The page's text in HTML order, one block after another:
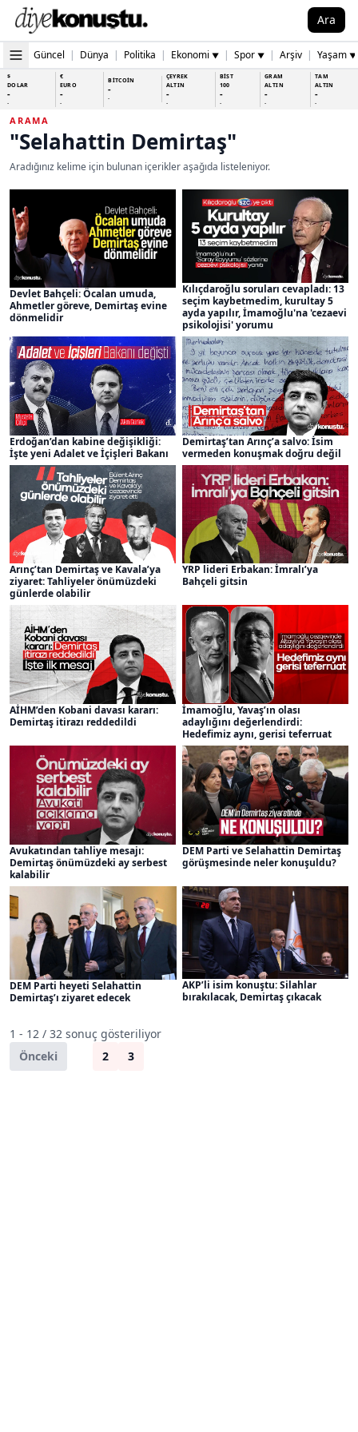
Ara
Güncel | Dünya | Politika | Ekonomi ▼ | Spor ▼ | Arşiv | Yaşam ▼
$
DOLAR
-
-
€
EURO
-
-
BİTCOİN
-
-
ÇEYREK
ALTIN
-
-
BİST
100
-
-
GRAM
ALTIN
-
-
TAM
ALTIN
-
-
ARAMA
"Selahattin Demirtaş"
Aradığınız kelime için bulunan içerikler aşağıda listeleniyor.
Devlet Bahçeli: Öcalan umuda,
Ahmetler göreve, Demirtaş evine
dönmelidir
Kılıçdaroğlu soruları cevapladı: 13
seçim kaybetmedim, kurultay 5
ayda yapılır, İmamoğlu'na 'cezaevi
psikolojisi' yorumu
Erdoğan’dan kabine değişikliği:
İşte yeni Adalet ve İçişleri Bakanı
Demirtaş’tan Arınç’a salvo: İsim
vermeden konuşmak doğru değil
Arınç’tan Demirtaş ve Kavala’ya
ziyaret: Tahliyeler önümüzdeki
günlerde olabilir
YRP lideri Erbakan: İmralı’ya
Bahçeli gitsin
AİHM’den Kobani davası kararı:
Demirtaş itirazı reddedildi
İmamoğlu, Yavaş’ın olası
adaylığını değerlendirdi:
Hedefimiz aynı, gerisi teferruat
Avukatından tahliye mesajı:
Demirtaş önümüzdeki ay serbest
kalabilir
DEM Parti ve Selahattin Demirtaş
görüşmesinde neler konuşuldu?
DEM Parti heyeti Selahattin
Demirtaş’ı ziyaret edecek
AKP’li isim konuştu: Silahlar
bırakılacak, Demirtaş çıkacak
1 - 12 / 32 sonuç gösteriliyor
Önceki
2 3